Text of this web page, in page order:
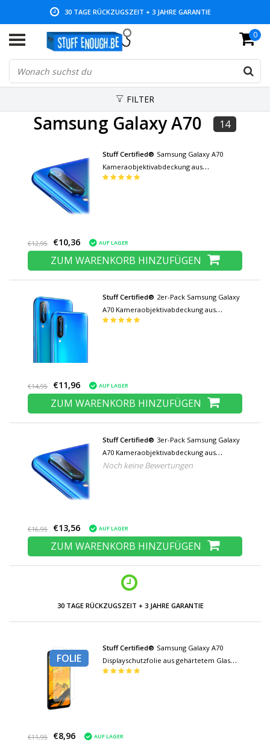
30 TAGE RÜCKZUGSZEIT + 3 JAHRE GARANTIE
NIEDRIGE PREISE UND GROSSE AUSWAHL 0
FILTER
Samsung Galaxy A70 14
Stuff Certified® Samsung Galaxy A70
Kameraobjektivabdeckung aus
gehärtetem Glas - Stoßfester Schutz
€12,95 €10,36 AUF LAGER
ZUM WARENKORB HINZUFÜGEN
Stuff Certified® 2er-Pack Samsung Galaxy
A70 Kameraobjektivabdeckung aus
gehärtetem Glas - Stoßfester
€14,95 €11,96 AUF LAGER
ZUM WARENKORB HINZUFÜGEN
Stuff Certified® 3er-Pack Samsung Galaxy
A70 Kameraobjektivabdeckung aus
gehärtetem Glas - stoßfester
Noch keine Bewertungen
€16,95 €13,56 AUF LAGER
ZUM WARENKORB HINZUFÜGEN
30 TAGE RÜCKZUGSZEIT + 3 JAHRE GARANTIE
FOLIE
Stuff Certified® Samsung Galaxy A70
Displayschutzfolie aus gehärtetem Glas
Folie aus gehärtetem Glas
€11,95 €8,96 AUF LAGER